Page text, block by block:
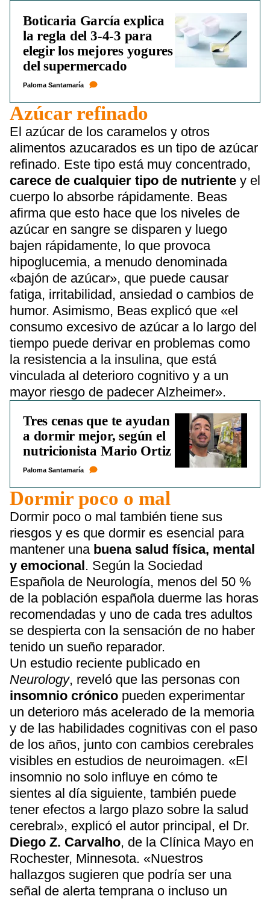
Boticaria García explica
la regla del 3-4-3 para
elegir los mejores yogures
del supermercado
Paloma Santamaría
Azúcar refinado
El azúcar de los caramelos y otros
alimentos azucarados es un tipo de azúcar
refinado. Este tipo está muy concentrado,
carece de cualquier tipo de nutriente y el
cuerpo lo absorbe rápidamente. Beas
afirma que esto hace que los niveles de
azúcar en sangre se disparen y luego
bajen rápidamente, lo que provoca
hipoglucemia, a menudo denominada
«bajón de azúcar», que puede causar
fatiga, irritabilidad, ansiedad o cambios de
humor. Asimismo, Beas explicó que «el
consumo excesivo de azúcar a lo largo del
tiempo puede derivar en problemas como
la resistencia a la insulina, que está
vinculada al deterioro cognitivo y a un
mayor riesgo de padecer Alzheimer».
Tres cenas que te ayudan
a dormir mejor, según el
nutricionista Mario Ortiz
Paloma Santamaría
Dormir poco o mal
Dormir poco o mal también tiene sus
riesgos y es que dormir es esencial para
mantener una buena salud física, mental
y emocional. Según la Sociedad
Española de Neurología, menos del 50 %
de la población española duerme las horas
recomendadas y uno de cada tres adultos
se despierta con la sensación de no haber
tenido un sueño reparador.
Un estudio reciente publicado en
Neurology, reveló que las personas con
insomnio crónico pueden experimentar
un deterioro más acelerado de la memoria
y de las habilidades cognitivas con el paso
de los años, junto con cambios cerebrales
visibles en estudios de neuroimagen. «El
insomnio no solo influye en cómo te
sientes al día siguiente, también puede
tener efectos a largo plazo sobre la salud
cerebral», explicó el autor principal, el Dr.
Diego Z. Carvalho, de la Clínica Mayo en
Rochester, Minnesota. «Nuestros
hallazgos sugieren que podría ser una
señal de alerta temprana o incluso un